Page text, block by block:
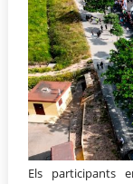
Els participants